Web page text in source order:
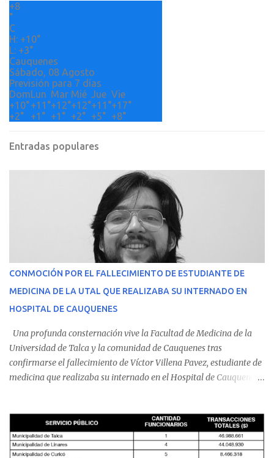
i
s
+8
°
C
H: +10°
L: +3°
Cauquenes
Sábado, 08 Agosto
Previsión para 7 días
DomLun Mar Mié Jue Vie
+10°+11°+12°+12°+11°+17°
+2° +1° +1° +2° +5° +8°
Entradas populares
CONMOCIÓN POR EL FALLECIMIENTO DE ESTUDIANTE DE
MEDICINA DE LA UTAL QUE REALIZABA SU INTERNADO EN
HOSPITAL DE CAUQUENES
Una profunda consternación vive la Facultad de Medicina de la
Universidad de Talca y la comunidad de Cauquenes tras
confirmarse el fallecimiento de Víctor Villena Pavez, estudiante de
medicina que realizaba su internado en el Hospital de Cauquenes.
malestares físicos. Dada la complejidad de su estado de salud, el
equipo médico determinó su traslado de urgencia al Hospital
Regional de Talca y dado la urgencia la ambulancia partió hacia